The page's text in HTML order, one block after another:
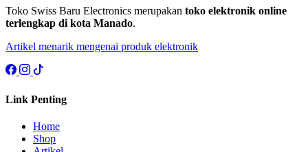
Toko Swiss Baru Electronics merupakan toko elektronik online
terlengkap di kota Manado.
Artikel menarik mengenai produk elektronik
Link Penting
Home
Shop